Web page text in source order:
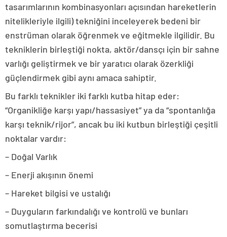
tasarımlarının kombinasyonları açısından hareketlerin
nitelikleriyle ilgili) tekniğini inceleyerek bedeni bir
enstrüman olarak öğrenmek ve eğitmekle ilgilidir. Bu
tekniklerin birleştiği nokta, aktör/dansçı için bir sahne
varlığı geliştirmek ve bir yaratıcı olarak özerkliği
güçlendirmek gibi aynı amaca sahiptir.
Bu farklı teknikler iki farklı kutba hitap eder:
“Organikliğe karşı yapı/hassasiyet” ya da “spontanlığa
karşı teknik/rijor”, ancak bu iki kutbun birleştiği çeşitli
noktalar vardır:
– Doğal Varlık
– Enerji akışının önemi
– Hareket bilgisi ve ustalığı
– Duyguların farkındalığı ve kontrolü ve bunları
somutlaştırma becerisi